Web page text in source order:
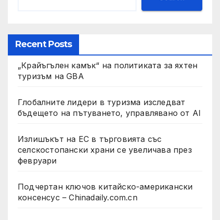
Recent Posts
„Крайъгълен камък“ на политиката за яхтен
туризъм на GBA
Глобалните лидери в туризма изследват
бъдещето на пътуването, управлявано от AI
Излишъкът на ЕС в търговията със
селскостопански храни се увеличава през
февруари
Подчертан ключов китайско-американски
консенсус – Chinadaily.com.cn